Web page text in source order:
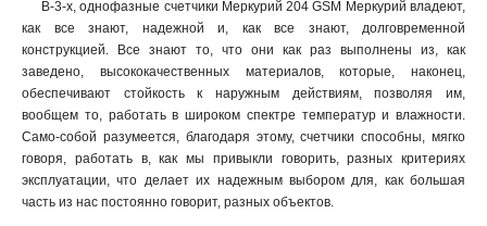
В-3-х, однофазные счетчики Меркурий 204 GSM Меркурий владеют,
как все знают, надежной и, как все знают, долговременной
конструкцией. Все знают то, что они как раз выполнены из, как
заведено, высококачественных материалов, которые, наконец,
обеспечивают стойкость к наружным действиям, позволяя им,
вообщем то, работать в широком спектре температур и влажности.
Само-собой разумеется, благодаря этому, счетчики способны, мягко
говоря, работать в, как мы привыкли говорить, разных критериях
эксплуатации, что делает их надежным выбором для, как большая
часть из нас постоянно говорит, разных объектов.